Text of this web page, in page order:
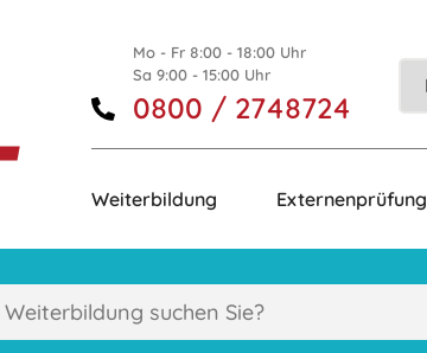
Mo - Fr 8:00 - 18:00 Uhr
Sa 9:00 - 15:00 Uhr
0800 / 2748724
Weiterbildung Externenprüfung